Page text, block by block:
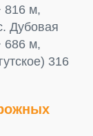
816 м,
Дубовая
686 м,
316